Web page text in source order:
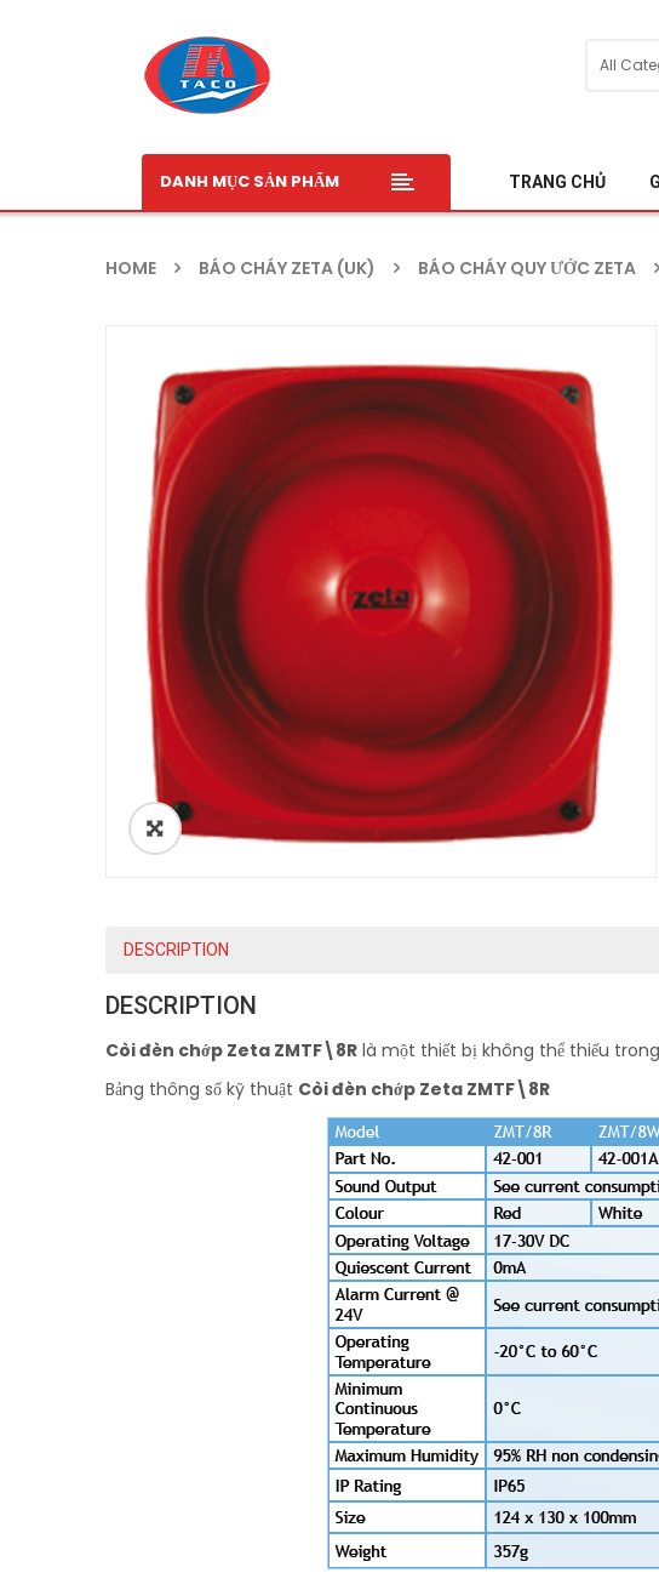
DANH MỤC SẢN PHẨM TRANG CHỦ
HOME BÁO CHÁY ZETA (UK) BÁO CHÁY QUY ƯỚC ZETA
DESCRIPTION
DESCRIPTION
Còi đèn chớp Zeta ZMTF\8R là một thiết bị không thể thiếu
Bảng thông số kỹ thuật Còi đèn chớp Zeta ZMTF\8R